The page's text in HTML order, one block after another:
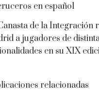
en español
de la Integración
a jugadores de
en su XIX
relacionadas